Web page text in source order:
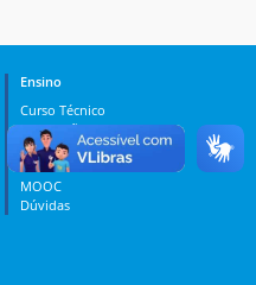
Ensino
Curso Técnico
Graduação
Pós-graduação
PES
MOOC
Dúvidas